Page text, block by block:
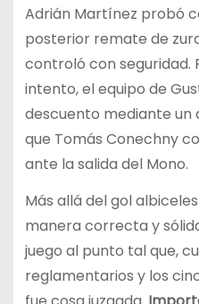
Adrián Martínez probó
posterior remate de
controló con seguridad.
intento, el equipo de
descuento mediante un
que Tomás Conechny
ante la salida del Mono.
Más allá del gol
manera correcta y
juego al punto tal que,
reglamentarios y los